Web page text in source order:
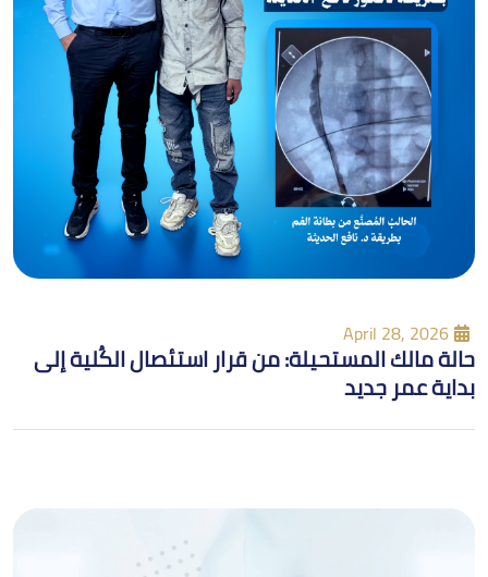
April 28, 2026
حالة مالك المستحيلة: من قرار استئصال الكُلية إلى
بداية عمر جديد